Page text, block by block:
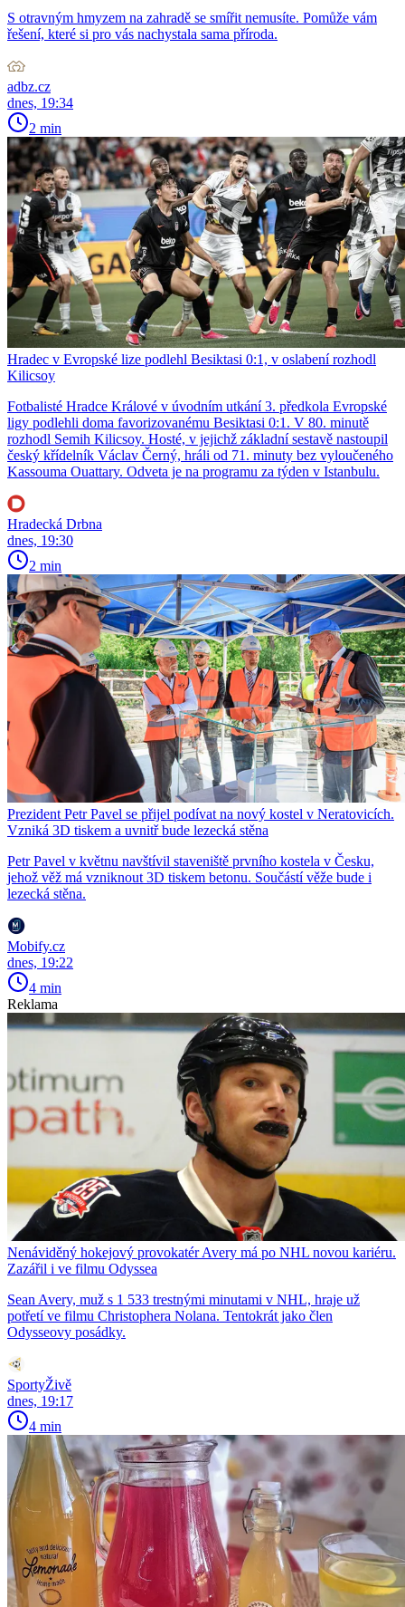
S otravným hmyzem na zahradě se smířit nemusíte. Pomůže vám
řešení, které si pro vás nachystala sama příroda.
adbz.cz
dnes, 19:34
2 min
Hradec v Evropské lize podlehl Besiktasi 0:1, v oslabení rozhodl
Kilicsoy
Fotbalisté Hradce Králové v úvodním utkání 3. předkola Evropské
ligy podlehli doma favorizovanému Besiktasi 0:1. V 80. minutě
rozhodl Semih Kilicsoy. Hosté, v jejichž základní sestavě nastoupil
český křídelník Václav Černý, hráli od 71. minuty bez vyloučeného
Kassouma Ouattary. Odveta je na programu za týden v Istanbulu.
Hradecká Drbna
dnes, 19:30
2 min
Prezident Petr Pavel se přijel podívat na nový kostel v Neratovicích.
Vzniká 3D tiskem a uvnitř bude lezecká stěna
Petr Pavel v květnu navštívil staveniště prvního kostela v Česku,
jehož věž má vzniknout 3D tiskem betonu. Součástí věže bude i
lezecká stěna.
Mobify.cz
dnes, 19:22
4 min
Reklama
Nenáviděný hokejový provokatér Avery má po NHL novou kariéru.
Zazářil i ve filmu Odyssea
Sean Avery, muž s 1 533 trestnými minutami v NHL, hraje už
potřetí ve filmu Christophera Nolana. Tentokrát jako člen
Odysseovy posádky.
SportyŽivě
dnes, 19:17
4 min